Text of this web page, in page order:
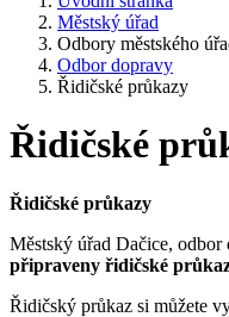
Městský úřad
Odbory městského
Odbor dopravy
Řidičské průkazy
Řidičské
Řidičské průkazy
Městský úřad Dačice, odbor
připraveny řidičské
Řidičský průkaz si můžete